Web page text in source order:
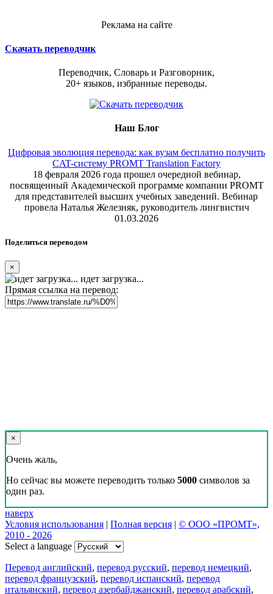
Реклама на сайте
Скачать переводчик
Переводчик, Словарь и Разговорник,
20+ языков, избранные переводы.
Наш Блог
Цифровая эволюция перевода: как вузам бесплатно получить
CAT-систему PROMT Translation Factory
18 февраля 2026 года прошел очередной вебинар,
посвященный Академической программе компании PROMT
для представителей высших учебных заведений. Вебинар
провела Наталья Железняк, руководитель лингвистич
01.03.2026
Поделиться переводом
×
идет загрузка...
Прямая ссылка на перевод:
×
Очень жаль,
Но сейчас вы можете переводить только 5000 символов за
один раз.
наверх
Условия использования | Полная версия | © ООО «ПРОМТ»,
2010 - 2026
Select a language
Перевод английский, перевод русский, перевод немецкий,
перевод французский, перевод испанский, перевод
итальянский, перевод азербайджанский, перевод арабский,